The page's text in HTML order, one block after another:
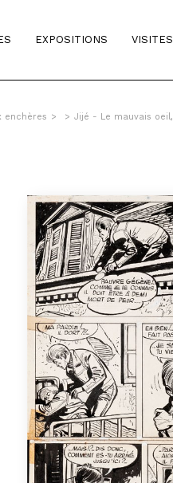
EXPOSITIONS
enchères > > Jijé - Le mauvais